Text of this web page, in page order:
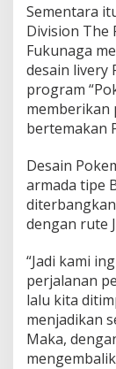
Sementara
Division The
Fukunaga
desain livery
program
memberikan
bertemakan
Desain
armada tipe
dengan rute
“Jadi kami
perjalanan
lalu kita
menjadikan
Maka,